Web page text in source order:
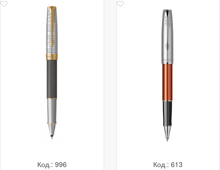
Курьерской
службой
1-3 рабочих дней
* более точное время и стоимость согласовывается с
менеджером после оформления заказа
Самовывоз - бесплатно.
Адрес: Ветошный переулок 9, ТЦ "Никольский Пассаж",
Подробная схема расположения и актуальный график
работы смотрите в разделе
Адреса магазинов
Код.: 996
Код.: 613